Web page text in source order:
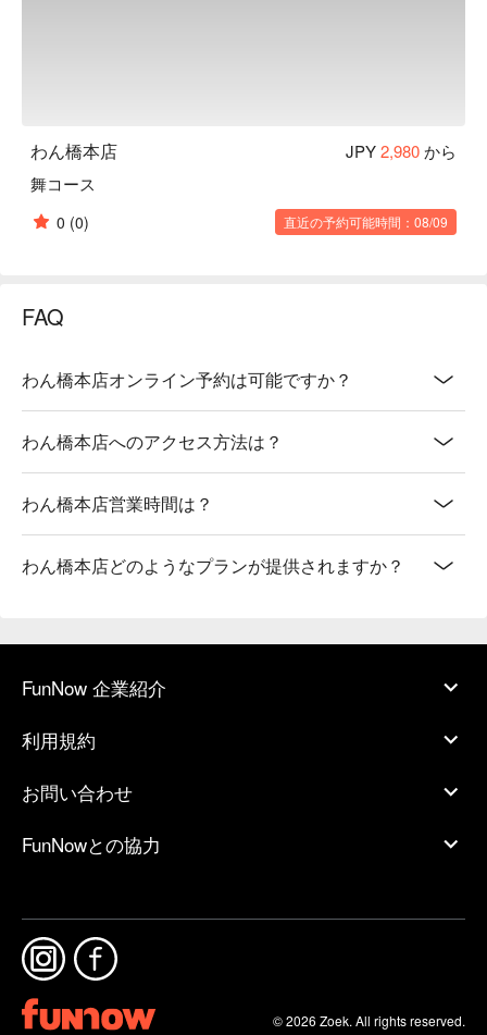
わん橋本店 JPY2,980から
舞コース
0 (0) 直近の予約可能時間：08/09
FAQ
わん橋本店オンライン予約は可能ですか？
わん橋本店へのアクセス方法は？
わん橋本店営業時間は？
わん橋本店どのようなプランが提供されますか？
FunNow 企業紹介
利用規約
お問い合わせ
FunNowとの協力
© 2026 Zoek. All rights reserved.